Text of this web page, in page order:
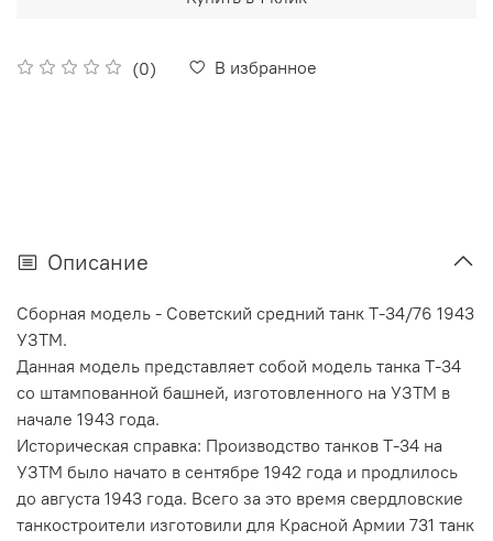
(0) В избранное
Описание
Сборная модель - Советский средний танк Т-34/76 1943
УЗТМ.
Данная модель представляет собой модель танка Т-34
со штампованной башней, изготовленного на УЗТМ в
начале 1943 года.
Историческая справка: Производство танков Т-34 на
УЗТМ было начато в сентябре 1942 года и продлилось
до августа 1943 года. Всего за это время свердловские
танкостроители изготовили для Красной Армии 731 танк